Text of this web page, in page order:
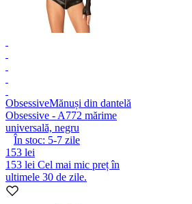
ObsessiveMănuși din dantelă
Obsessive - A772 mărime
universală, negru
În stoc: 5-7 zile
153 lei
153 lei Cel mai mic preț în
ultimele 30 de zile.